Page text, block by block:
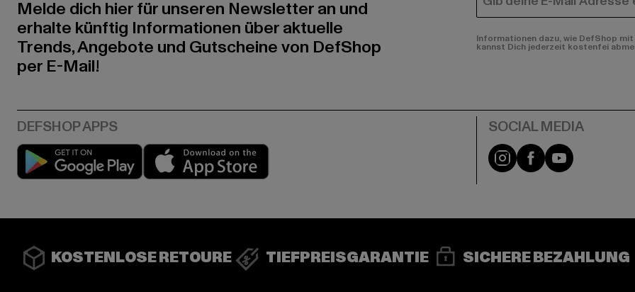
Melde dich hier für unseren Newsletter an und
erhalte künftig Informationen über aktuelle
Trends, Angebote und Gutscheine von DefShop
per E-Mail!
E-MAIL
Informationen dazu, wie DefShop
kannst Dich jederzeit kostenfei
Play market Instagram
FacebookYouTube
KOSTENLOSE RETOURE TIEFPREISGARANTIE SICHERE BEZAHLUNG